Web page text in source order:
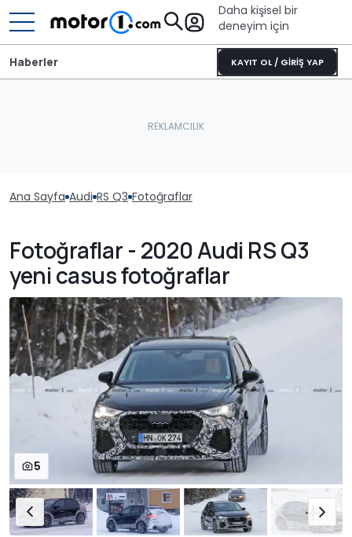
Daha kişisel bir
deneyim için
KAYIT OL / GİRİŞ YAP
Haberler
Ana Sayfa Audi RS Q3 Fotoğraflar
Fotoğraflar - 2020 Audi RS Q3
yeni casus fotoğraflar
5